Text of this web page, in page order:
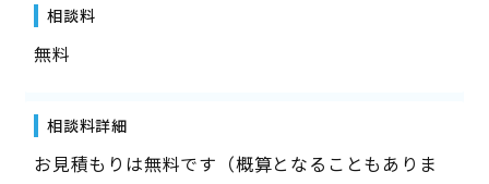
相談料
無料
相談料詳細
お見積もりは無料です（概算となることもありま